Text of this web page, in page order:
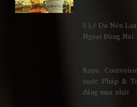
5 Lý Do Nên
Ngoại Đồng Nai
Rượu
nước Pháp &
đáng mua nhất